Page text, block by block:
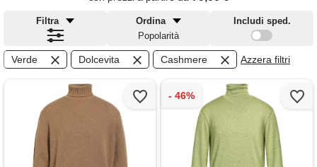
Filtra
Ordina
Popolarità
Includi sped.
Verde Dolcevita Cashmere Azzera filtri